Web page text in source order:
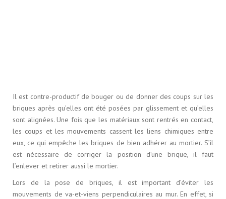
Il est contre-productif de bouger ou de donner des coups sur les
briques après qu’elles ont été posées par glissement et qu’elles
sont alignées. Une fois que les matériaux sont rentrés en contact,
les coups et les mouvements cassent les liens chimiques entre
eux, ce qui empêche les briques de bien adhérer au mortier. S’il
est nécessaire de corriger la position d’une brique, il faut
l’enlever et retirer aussi le mortier.
Lors de la pose de briques, il est important d’éviter les
mouvements de va-et-viens perpendiculaires au mur. En effet, si